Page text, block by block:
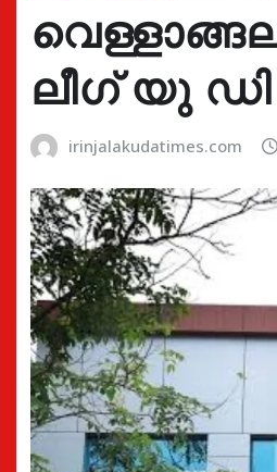
ലീഗ് യു
irinjalakudatimes.com